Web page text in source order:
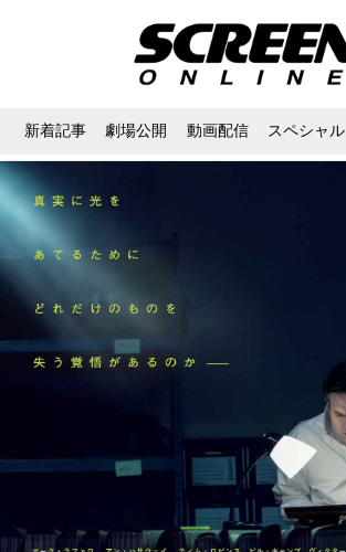
新着記事 劇場公開 動画配信 スペシャル